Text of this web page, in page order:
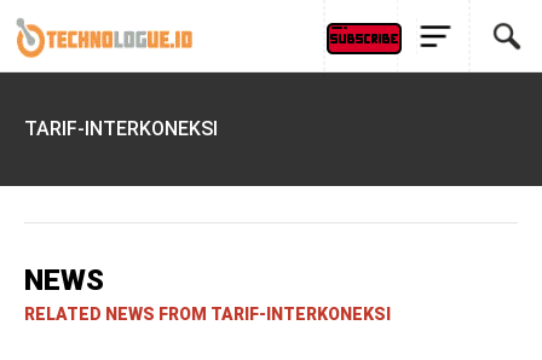
TARIF-INTERKONEKSI
NEWS
RELATED NEWS FROM TARIF-INTERKONEKSI